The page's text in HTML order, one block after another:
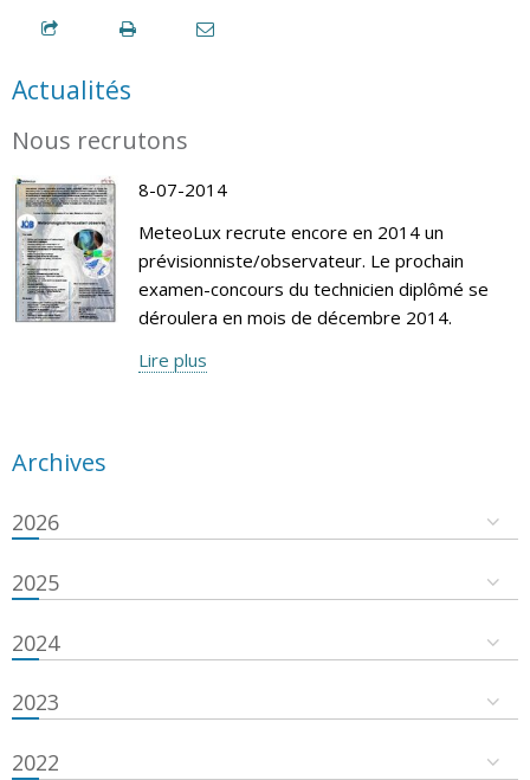
Actualités
Nous recrutons
8-07-2014
MeteoLux recrute encore en 2014 un
prévisionniste/observateur. Le prochain
examen-concours du technicien diplômé se
déroulera en mois de décembre 2014.
Lire plus
Archives
2026
2025
2024
2023
2022